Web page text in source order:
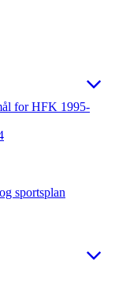
for HFK 1995-
sportsplan